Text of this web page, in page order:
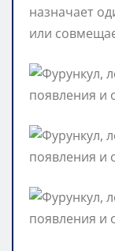
назначает
или